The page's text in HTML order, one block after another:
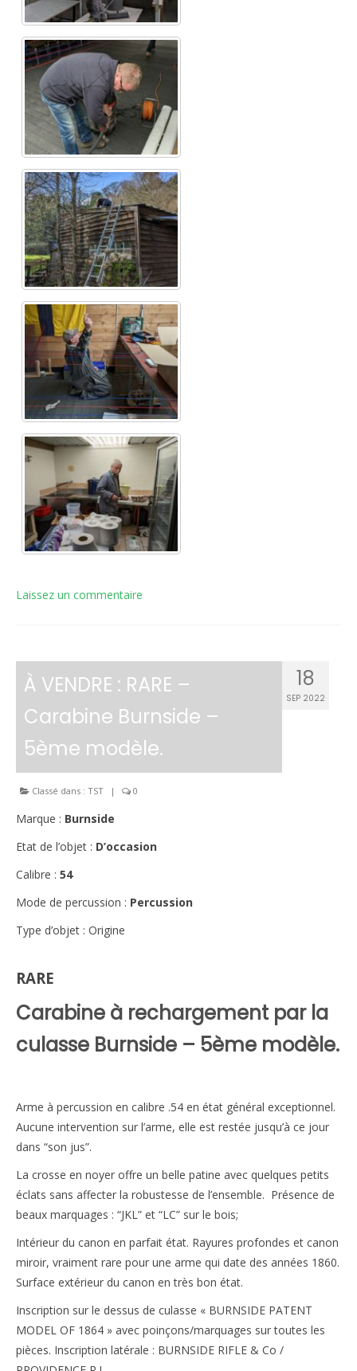
Laissez un commentaire
18
SEP 2022
À VENDRE : RARE –
Carabine Burnside –
5ème modèle.
Classé dans : TST | 0
Marque : Burnside
Etat de l’objet : D’occasion
Calibre : 54
Mode de percussion : Percussion
Type d’objet : Origine
RARE
Carabine à rechargement par la
culasse Burnside – 5ème modèle.
Arme à percussion en calibre .54 en état général exceptionnel.
Aucune intervention sur l’arme, elle est restée jusqu’à ce jour
dans “son jus”.
La crosse en noyer offre un belle patine avec quelques petits
éclats sans affecter la robustesse de l’ensemble. Présence de
beaux marquages : “JKL” et “LC” sur le bois;
Intérieur du canon en parfait état. Rayures profondes et canon
miroir, vraiment rare pour une arme qui date des années 1860.
Surface extérieur du canon en très bon état.
Inscription sur le dessus de culasse « BURNSIDE PATENT
MODEL OF 1864 » avec poinçons/marquages sur toutes les
pièces. Inscription latérale : BURNSIDE RIFLE & Co /